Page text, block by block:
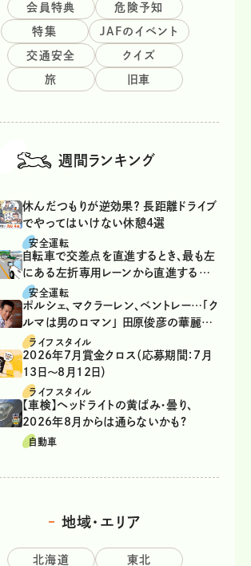
会員特典 危険予知
特集 JAFのイベント
交通安全 クイズ
旅 旧車
週間ランキング
休んだつもりが逆効果？ 長距離ドライブ
でやってはいけない休憩4選
安全運転
自転車で交差点を直進するとき、最も左
にある左折専用レーンから直進するの
は、違反？
安全運転
ポルシェ、マクラーレン、ベントレー…「ク
ルマは男のロマン」 田原俊彦の華麗な
る愛車遍歴
ライフスタイル
2026年7月賞金クロス（応募期間：7月
13日～8月12日）
ライフスタイル
【車検】ヘッドライトの黄ばみ・曇り、
2026年8月からは通らないかも?
自動車
地域・エリア
北海道 東北